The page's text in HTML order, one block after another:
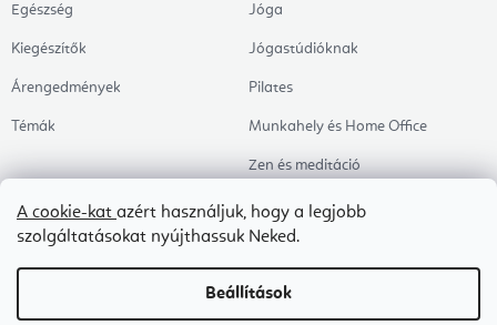
A cookie-kat azért használjuk, hogy a legjobb
szolgáltatásokat nyújthassuk Neked.
Beállítások
Egészség
Kiegészítők
Árengedmények
Témák
Jóga
Jógastúdióknak
Pilates
Munkahely és Home Office
Zen és meditáció
Aromaterápia
Egészséges alvás
Kedvenceink